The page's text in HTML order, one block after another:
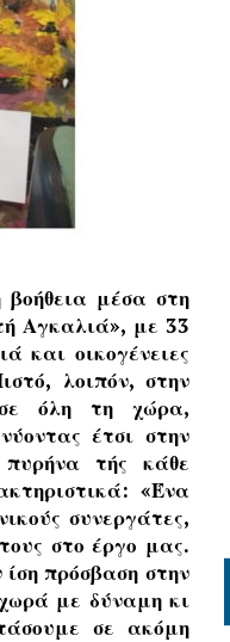
βοήθεια μέσα στη
Αγκαλιά», με 33
και οικογένειες
λοιπόν, στην
όλη τη χώρα,
έτσι στην
τής κάθε
«Ένα
συνεργάτες,
στο έργο μας.
πρόσβαση στην
με δύναμη κι
σε ακόμη